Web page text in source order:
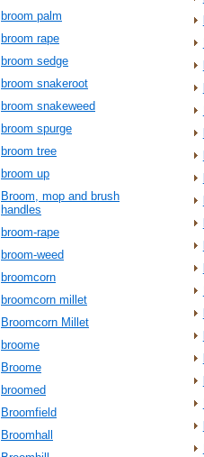
broom palm
broom rape
broom sedge
broom snakeroot
broom snakeweed
broom spurge
broom tree
broom up
Broom, mop and brush
handles
broom-rape
broom-weed
broomcorn
broomcorn millet
Broomcorn Millet
broome
Broome
broomed
Broomfield
Broomhall